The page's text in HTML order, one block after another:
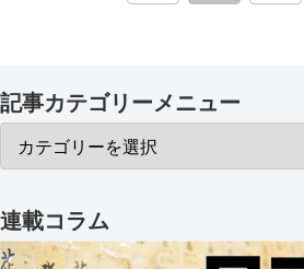
記事カテゴリーメニュー
連載コラム